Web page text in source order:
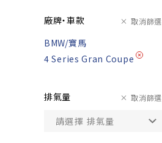
廠牌・車款 取消篩選
BMW/寶馬
4 Series Gran Coupe
排氣量 取消篩選